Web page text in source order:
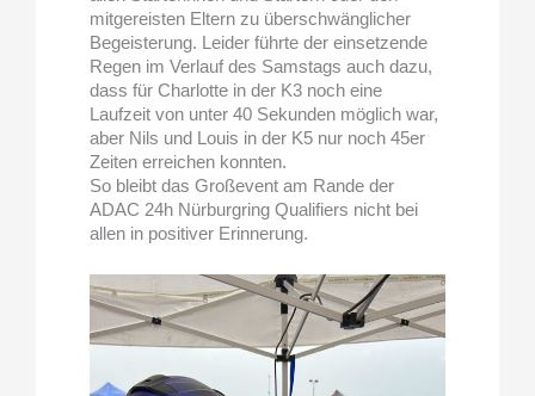
mitgereisten Eltern zu überschwänglicher
Begeisterung. Leider führte der einsetzende
Regen im Verlauf des Samstags auch dazu,
dass für Charlotte in der K3 noch eine
Laufzeit von unter 40 Sekunden möglich war,
aber Nils und Louis in der K5 nur noch 45er
Zeiten erreichen konnten.
So bleibt das Großevent am Rande der
ADAC 24h Nürburgring Qualifiers nicht bei
allen in positiver Erinnerung.